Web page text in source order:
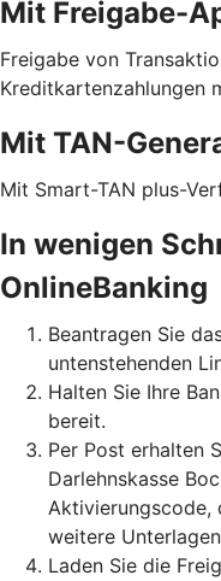
Mit Freigabe-
Freigabe von
Kreditkartenzahlungen
Mit TAN-
Mit Smart-TAN plus-
In wenigen
OnlineBanking
Beantragen Sie
untenstehenden
Halten Sie Ihre
bereit.
Per Post erhalten
Darlehnskasse
Aktivierungscode,
weitere
Laden Sie die